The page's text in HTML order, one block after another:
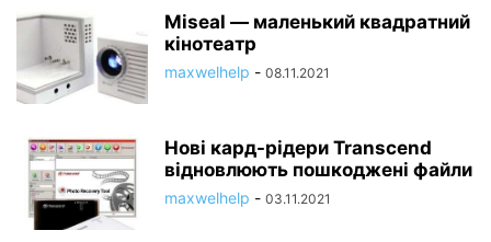
Miseal — маленький квадратний
кінотеатр
maxwelhelp - 08.11.2021
Нові кард-рідери Transcend
відновлюють пошкоджені файли
maxwelhelp - 03.11.2021